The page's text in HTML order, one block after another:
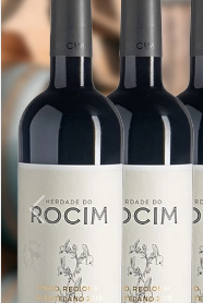
Previous